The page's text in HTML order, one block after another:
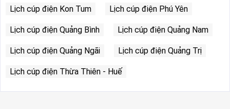
Lịch cúp điện Kon Tum Lịch cúp điện Phú Yên
Lịch cúp điện Quảng Bình Lịch cúp điện Quảng Nam
Lịch cúp điện Quảng Ngãi Lịch cúp điện Quảng Trị
Lịch cúp điện Thừa Thiên - Huế